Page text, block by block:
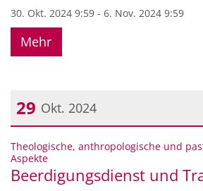
30. Okt. 2024 9:59 - 6. Nov. 2024 9:59
Mehr
29 Okt. 2024
Datum: 29. Oktober 2024
Theologische, anthropologische und
Aspekte:
Beerdigungsdienst und